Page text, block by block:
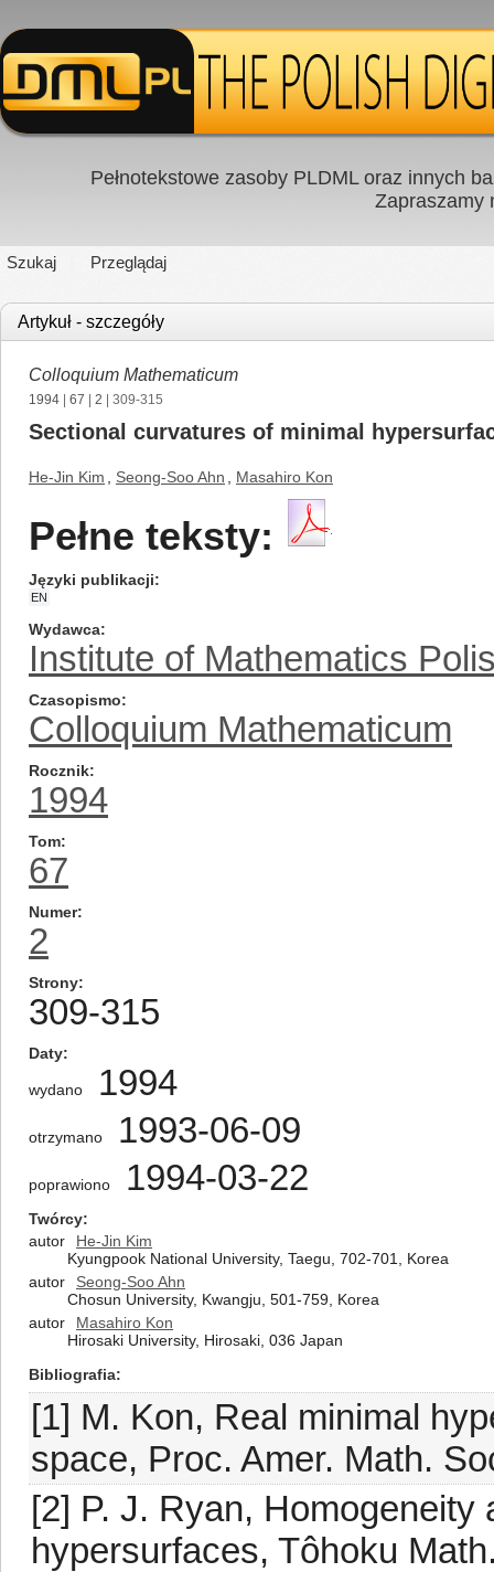
Pełnotekstowe zasoby PLDML oraz innych
Zapraszamy
Szukaj Przeglądaj
Artykuł - szczegóły
Colloquium Mathematicum
1994 67 2 | 309-315
Sectional curvatures of minimal
He-Jin Kim Seong-Soo Ahn Masahiro Kon
Pełne teksty:
Języki publikacji
EN
Wydawca
Institute of Mathematics
Czasopismo
Colloquium Mathematicum
Rocznik
1994
Tom
67
Numer
2
Strony
309-315
Daty
wydano 1994
otrzymano 1993-06-09
poprawiono 1994-03-22
Twórcy
autor
He-Jin Kim
Kyungpook National University, Taegu, 702-701, Korea
autor
Seong-Soo Ahn
Chosun University, Kwangju, 501-759, Korea
autor
Masahiro Kon
Hirosaki University, Hirosaki, 036 Japan
Bibliografia
[1] M. Kon, Real minimal
space, Proc. Amer. Math.
[2] P. J. Ryan,
hypersurfaces, Tôhoku